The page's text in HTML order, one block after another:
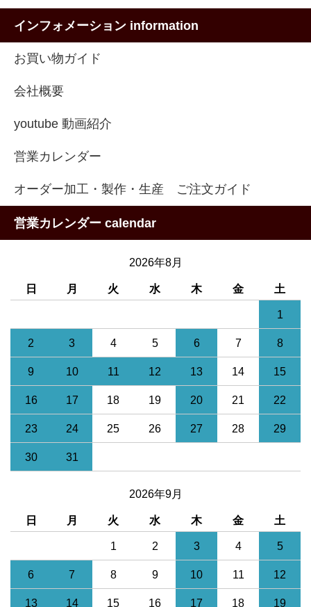
インフォメーション information
お買い物ガイド
会社概要
youtube 動画紹介
営業カレンダー
オーダー加工・製作・生産 ご注文ガイド
営業カレンダー calendar
2026年8月
日 月 火 水 木 金 土
1
2 3 4 5 6 7 8
9 10 11 12 13 14 15
16 17 18 19 20 21 22
23 24 25 26 27 28 29
30 31
2026年9月
日 月 火 水 木 金 土
1 2 3 4 5
6 7 8 9 10 11 12
13 14 15 16 17 18 19